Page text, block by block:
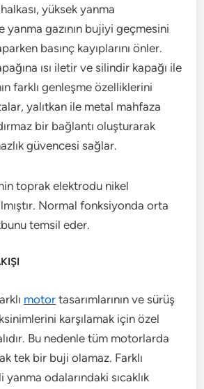
yüksek yanma
yanma gazının bujiyi geçmesini
basınç kayıplarını önler.
ısı iletir ve silindir kapağı ile
farklı genleşme özelliklerini
yalıtkan ile metal mahfaza
bir bağlantı oluşturarak
güvencesi sağlar.
toprak elektrodu nikel
Normal fonksiyonda orta
temsil eder.
motor tasarımlarının ve sürüş
karşılamak için özel
Bu nedenle tüm motorlarda
tek bir buji olamaz. Farklı
odalarındaki sıcaklık